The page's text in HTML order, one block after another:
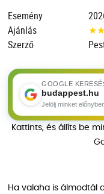
Esemény
Ajánlás
★★
Szerző
GOOGLE
budappest.hu
Jelölj minket
Kattints, és állíts be
Ha valaha is álmodtál